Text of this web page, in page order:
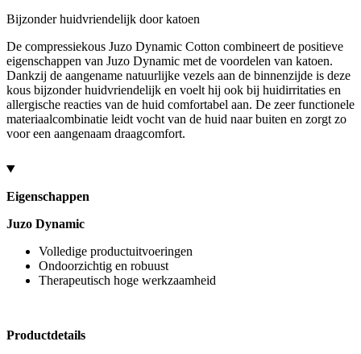
Bijzonder huidvriendelijk door katoen
De compressiekous Juzo Dynamic Cotton combineert de positieve
eigenschappen van Juzo Dynamic met de voordelen van katoen.
Dankzij de aangename natuurlijke vezels aan de binnenzijde is deze
kous bijzonder huidvriendelijk en voelt hij ook bij huidirritaties en
allergische reacties van de huid comfortabel aan. De zeer functionele
materiaalcombinatie leidt vocht van de huid naar buiten en zorgt zo
voor een aangenaam draagcomfort.
Eigenschappen
Juzo Dynamic
Volledige productuitvoeringen
Ondoorzichtig en robuust
Therapeutisch hoge werkzaamheid
Productdetails